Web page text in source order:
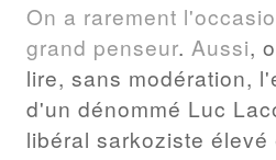
On a rarement
grand penseur. Aussi,
lire, sans modération,
d'un dénommé Luc
libéral sarkoziste